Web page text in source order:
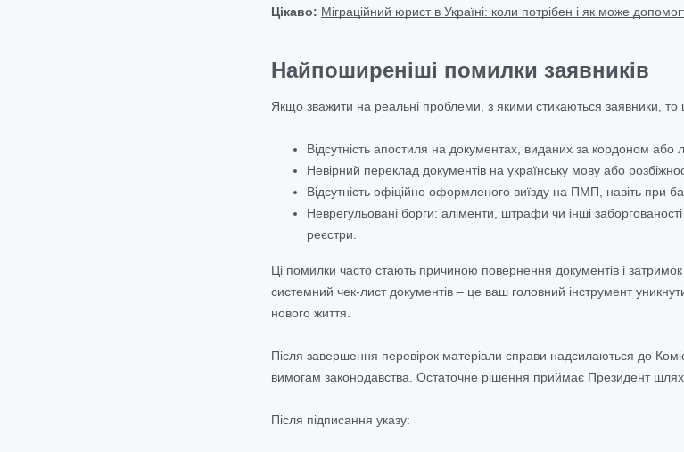
Цікаво: Міграційний юрист в Україні: коли потрібен і як може
Найпоширеніші помилки заявників
Якщо зважити на реальні проблеми, з якими стикаються заявники, то
Відсутність апостиля на документах, виданих за кордоном або
Невірний переклад документів на українську мову або
Відсутність офіційно оформленого виїзду на ПМП, навіть при
Неврегульовані борги: аліменти, штрафи чи інші
реєстри.
Ці помилки часто стають причиною повернення документів і
системний чек-лист документів – це ваш головний інструмент
нового життя.
Після завершення перевірок матеріали справи надсилаються до
вимогам законодавства. Остаточне рішення приймає Президент
Після підписання указу: